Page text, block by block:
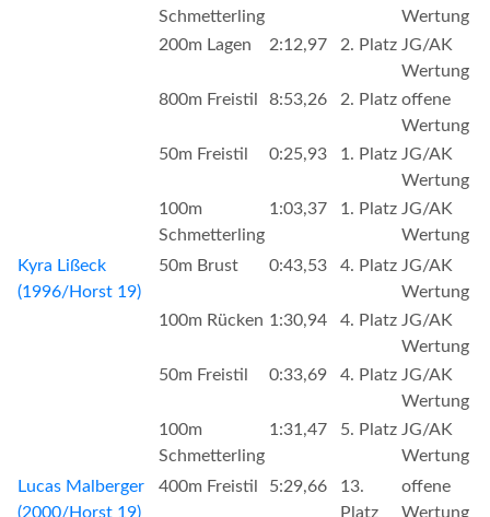
Schmetterling
Wertung
200m Lagen
2:12,97 2. Platz JG/AK
Wertung
800m Freistil
8:53,26 2. Platz offene
Wertung
50m Freistil
0:25,93 1. Platz JG/AK
Wertung
100m
Schmetterling
1:03,37 1. Platz JG/AK
Wertung
Kyra Lißeck
(1996/Horst 19)
50m Brust 0:43,53 4. Platz JG/AK
Wertung
100m Rücken 1:30,94 4. Platz JG/AK
Wertung
50m Freistil
0:33,69 4. Platz JG/AK
Wertung
100m
Schmetterling
1:31,47 5. Platz JG/AK
Wertung
Lucas Malberger
(2000/Horst 19)
400m Freistil 5:29,66
13.
Platz
offene
Wertung